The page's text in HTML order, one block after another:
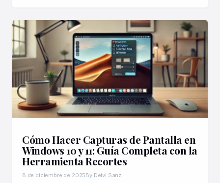
Cómo Hacer Capturas de Pantalla en
Windows 10 y 11: Guía Completa con la
Herramienta Recortes
8 de diciembre de 2025By Deivi Sanz